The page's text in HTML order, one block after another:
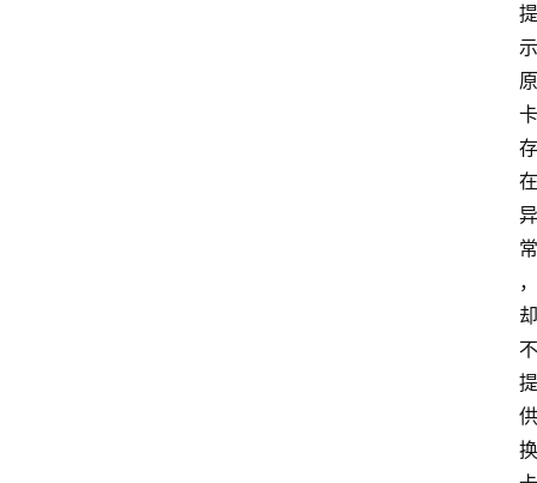
提
示
原
卡
存
在
异
常
，
却
不
提
供
换